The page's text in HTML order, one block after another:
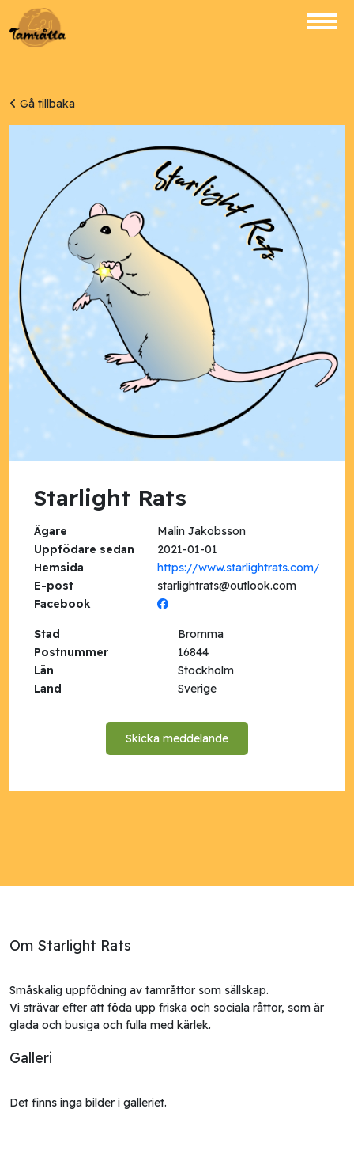
Gå tillbaka
Starlight Rats
Ägare
Malin Jakobsson
Uppfödare sedan
2021-01-01
Hemsida
https://www.starlightrats.com/
E-post
starlightrats@outlook.com
Facebook
Stad
Bromma
Postnummer
16844
Län
Stockholm
Land
Sverige
Skicka meddelande
Om Starlight Rats
Småskalig uppfödning av tamråttor som sällskap.
Vi strävar efter att föda upp friska och sociala råttor, som är
Galleri
Det finns inga bilder i galleriet.